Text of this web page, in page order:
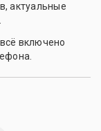
актуальные
включено